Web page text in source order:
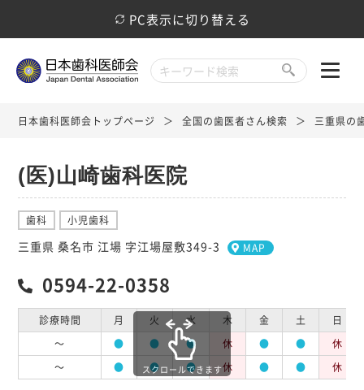
PC表示に切り替える
日本歯科医師会トップページ 全国の歯医者さん検索 三重県の
(医)山崎歯科医院
歯科 小児歯科
三重県 桑名市 江場 字江場屋敷349-3 MAP
0594-22-0358
診療時間 月 火 水 木 金 土
日
～
● ● ● 休 ● ●
休
～
● ● ● 休 ● ● 休
スクロールできます